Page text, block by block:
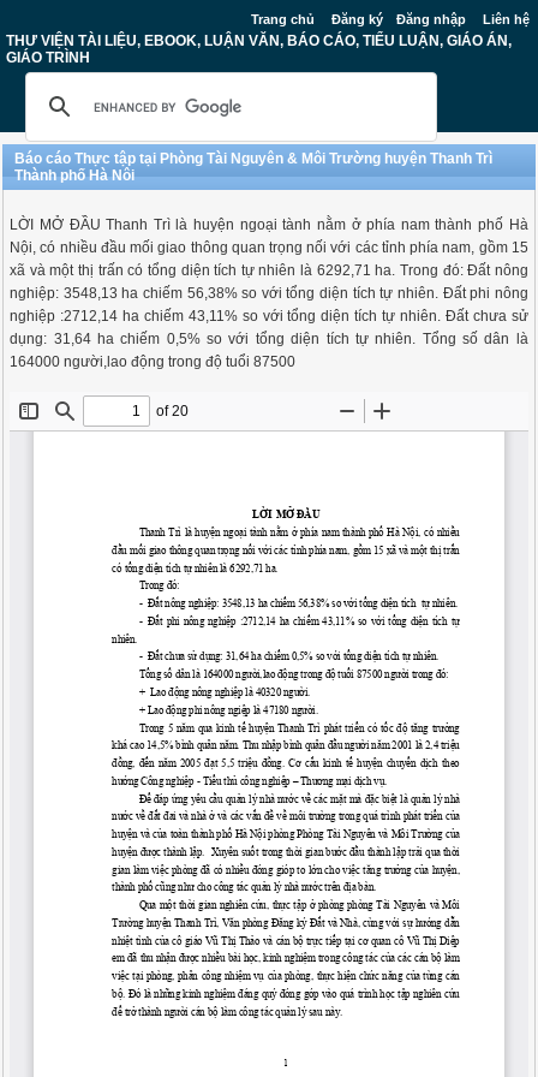
Trang chủ Đăng ký Đăng nhập Liên hệ
THƯ VIỆN TÀI LIỆU, EBOOK, LUẬN VĂN, BÁO CÁO, TIỂU LUẬN, GIÁO ÁN,
GIÁO TRÌNH
Báo cáo Thực tập tại Phòng Tài Nguyên & Môi Trường huyện Thanh Trì
Thành phố Hà Nôi
LỜI MỞ ĐẦU Thanh Trì là huyện ngoại tành nằm ở phía nam thành phố Hà
Nội, có nhiều đầu mối giao thông quan trọng nối với các tỉnh phía nam, gồm 15
xã và một thị trấn có tổng diện tích tự nhiên là 6292,71 ha. Trong đó: Đất nông
nghiệp: 3548,13 ha chiếm 56,38% so với tổng diện tích tự nhiên. Đất phi nông
nghiệp :2712,14 ha chiếm 43,11% so với tổng diện tích tự nhiên. Đất chưa sử
dụng: 31,64 ha chiếm 0,5% so với tổng diện tích tự nhiên. Tổng số dân là
164000 người,lao động trong độ tuổi 87500